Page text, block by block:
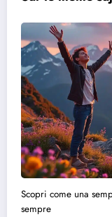
Scopri come una
sempre